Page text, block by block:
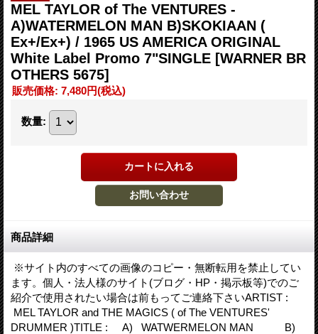
MEL TAYLOR of The VENTURES -
A)WATERMELON MAN B)SKOKIAAN (
Ex+/Ex+) / 1965 US AMERICA ORIGINAL
White Label Promo 7"SINGLE [WARNER BR
OTHERS 5675]
販売価格: 7,480円(税込)
数量:
商品詳細
※サイト内のすべての画像のコピー・無断転用を禁止してい
ます。個人・法人様のサイト(ブログ・HP・掲示板等)でのご
紹介で使用されたい場合は前もってご連絡下さいARTIST :
MEL TAYLOR and THE MAGICS ( of The VENTURES'
DRUMMER )TITLE : A) WATWERMELON MAN B)